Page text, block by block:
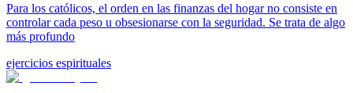
Para los católicos, el orden en las finanzas del hogar no consiste en
controlar cada peso u obsesionarse con la seguridad. Se trata de algo
más profundo
ejercicios espirituales